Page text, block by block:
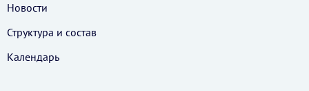
Новости
Структура и состав
Календарь